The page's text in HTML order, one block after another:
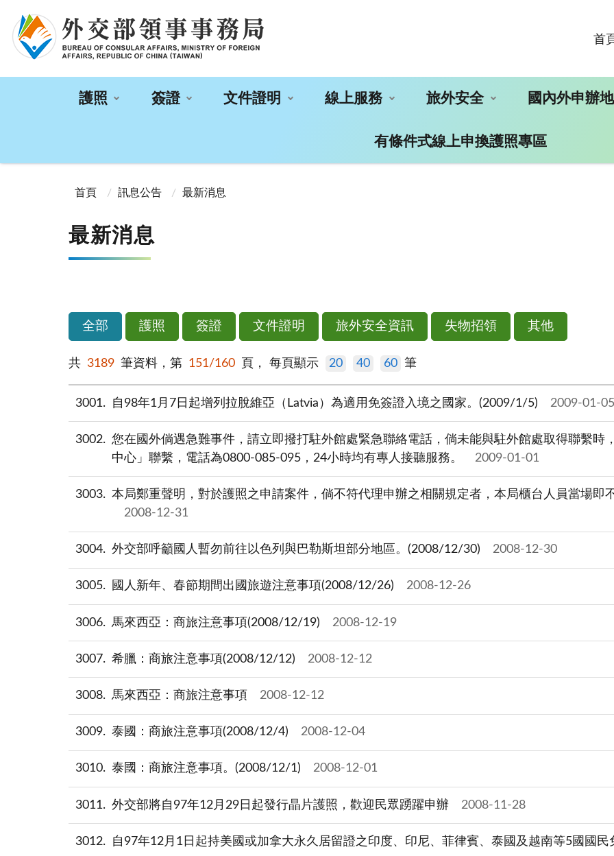
首
護照 簽證 文件證明 線上服務 旅外安全 國內外申辦
有條件式線上申換護照專區
首頁
訊息公告 最新消息
最新消息
全部 護照 簽證 文件證明 旅外安全資訊 失物招領 其他
共 3189 筆資料，第 151/160 頁， 每頁顯示 20 40 60 筆
3001 自98年1月7日起增列拉脫維亞（Latvia）為適用免簽證入境之國家。(2009/1/5) 2009-01-05
3002
您在國外倘遇急難事件，請立即撥打駐外館處緊急聯絡電話，倘未能與駐外館處取得聯繫時
中心」聯繫，電話為0800-085-095，24小時均有專人接聽服務。
2009-01-01
3003
本局鄭重聲明，對於護照之申請案件，倘不符代理申辦之相關規定者，本局櫃台人員當場即
2008-12-31
3004 外交部呼籲國人暫勿前往以色列與巴勒斯坦部分地區。(2008/12/30) 2008-12-30
3005 國人新年、春節期間出國旅遊注意事項(2008/12/26) 2008-12-26
3006 馬來西亞：商旅注意事項(2008/12/19) 2008-12-19
3007 希臘：商旅注意事項(2008/12/12) 2008-12-12
3008 馬來西亞：商旅注意事項 2008-12-12
3009 泰國：商旅注意事項(2008/12/4) 2008-12-04
3010 泰國：商旅注意事項。(2008/12/1) 2008-12-01
3011 外交部將自97年12月29日起發行晶片護照，歡迎民眾踴躍申辦 2008-11-28
3012 自97年12月1日起持美國或加拿大永久居留證之印度、印尼、菲律賓、泰國及越南等5國國